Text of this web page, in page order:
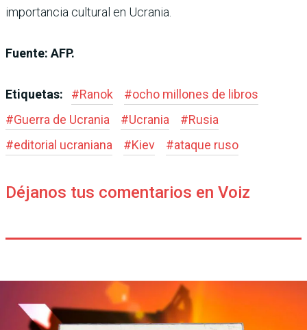
importancia cultural en Ucrania.
Fuente: AFP.
Etiquetas: #Ranok #ocho millones de libros
#Guerra de Ucrania #Ucrania #Rusia
#editorial ucraniana #Kiev #ataque ruso
Déjanos tus comentarios en Voiz